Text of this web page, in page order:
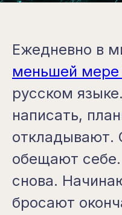
Ежедневно в
меньшей мере
русском
написать,
обещают
снова.
бросают